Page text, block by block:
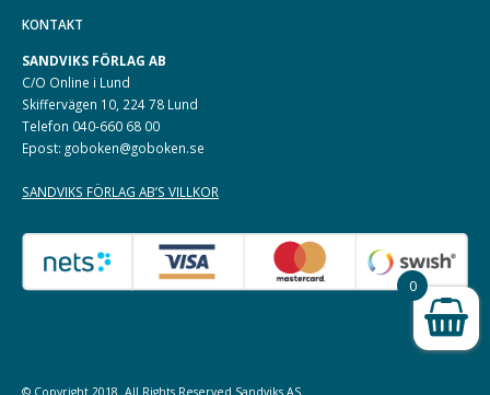
KONTAKT
SANDVIKS FÖRLAG AB
C/O Online i Lund
Skiffervägen 10, 224 78 Lund
Telefon 040-660 68 00
Epost: goboken@goboken.se
SANDVIKS FÖRLAG AB’S VILLKOR
0